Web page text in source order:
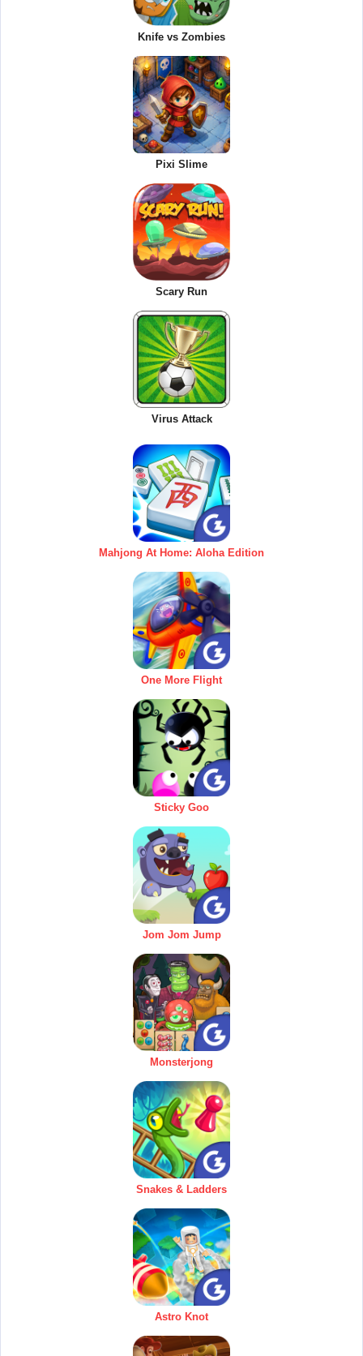
Knife vs Zombies
Pixi Slime
Scary Run
Virus Attack
Mahjong At Home: Aloha Edition
One More Flight
Sticky Goo
Jom Jom Jump
Monsterjong
Snakes & Ladders
Astro Knot